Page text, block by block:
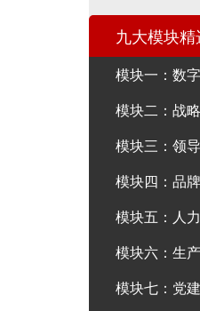
九大模块
模块一：数
模块二：战
模块三：领
模块四：品
模块五：人
模块六：生
模块七：党